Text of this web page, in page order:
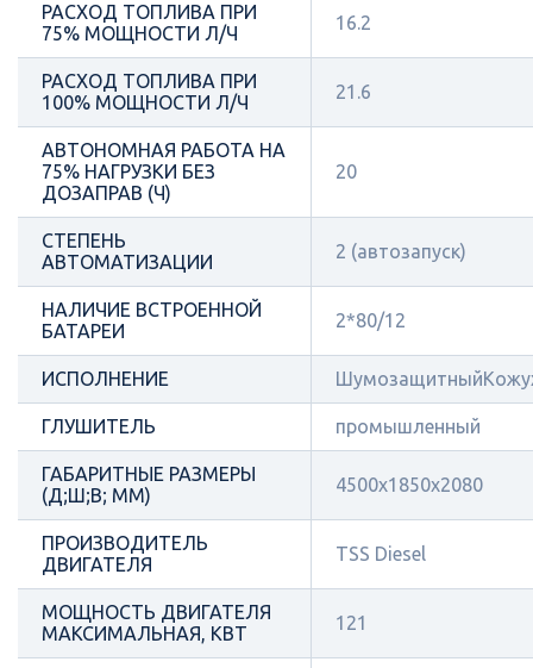
РАСХОД ТОПЛИВА ПРИ
75% МОЩНОСТИ Л/Ч
16.2
РАСХОД ТОПЛИВА ПРИ
100% МОЩНОСТИ Л/Ч
21.6
АВТОНОМНАЯ РАБОТА НА
75% НАГРУЗКИ БЕЗ
ДОЗАПРАВ (Ч)
20
СТЕПЕНЬ
АВТОМАТИЗАЦИИ
2 (автозапуск)
НАЛИЧИЕ ВСТРОЕННОЙ
БАТАРЕИ
2*80/12
ИСПОЛНЕНИЕ
ГЛУШИТЕЛЬ промышленный
ГАБАРИТНЫЕ РАЗМЕРЫ
(Д;Ш;В; ММ)
4500x1850x2080
ПРОИЗВОДИТЕЛЬ
ДВИГАТЕЛЯ
TSS Diesel
МОЩНОСТЬ ДВИГАТЕЛЯ
МАКСИМАЛЬНАЯ, КВТ
121